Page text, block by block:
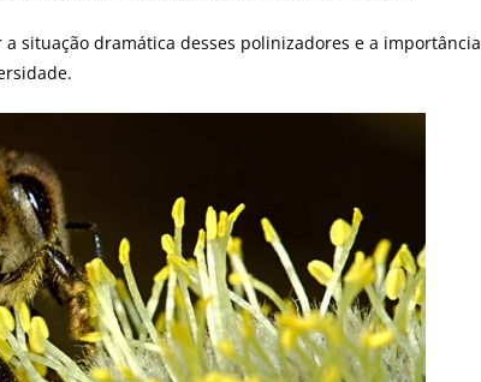
situação dramática desses polinizadores e a importância